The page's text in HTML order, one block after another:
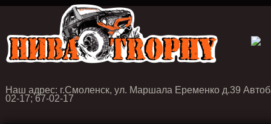
Наш адрес: г.Смоленск, ул. Маршала Еременко д.39
02-17; 67-02-17